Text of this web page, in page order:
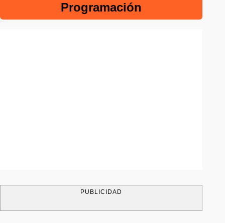
Programación
PUBLICIDAD